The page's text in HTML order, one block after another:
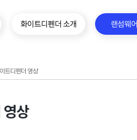
화이트디펜더 소개 랜섬웨
트디펜더 영상
상